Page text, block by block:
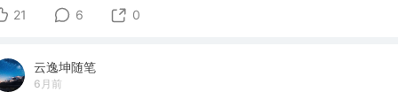
21 6 0
云逸坤随笔
6月前